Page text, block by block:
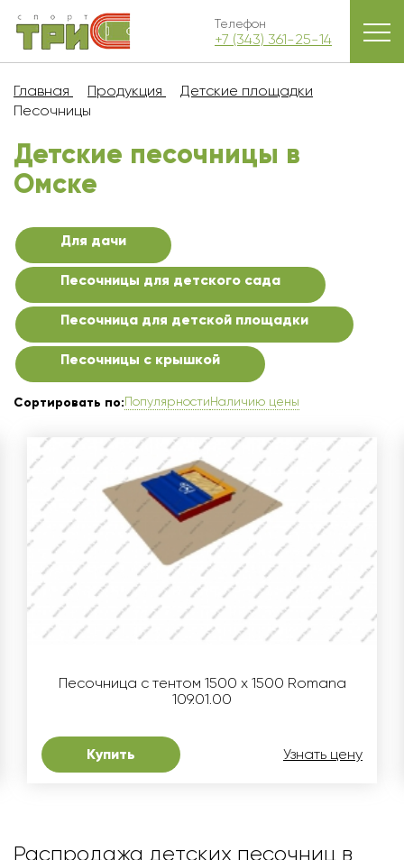
Телефон
+7 (343) 361-25-14
Главная Продукция
Детские площадки
Песочницы
Детские песочницы в
Омскe
Для дачи
Песочницы для детского сада
Песочница для детской площадки
Песочницы с крышкой
Сортировать по:ПопулярностиНаличию цены
Песочница с тентом 1500 х 1500 Romana
109.01.00
Купить Узнать цену
Распродажа детских песочниц в